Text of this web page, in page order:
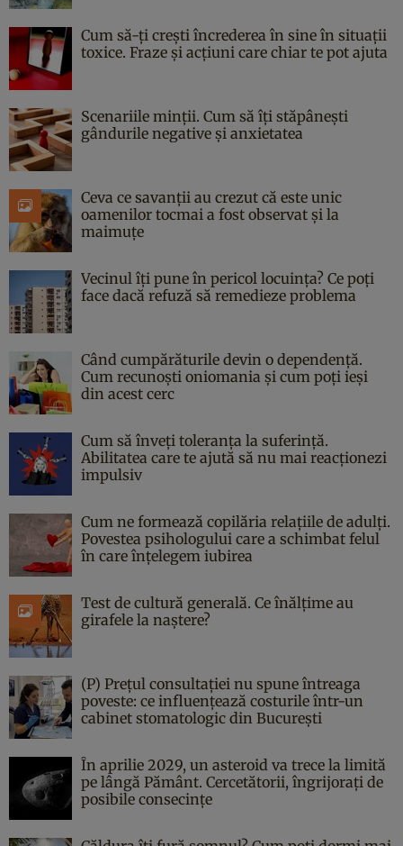
Cum să-ți crești încrederea în sine în situații
toxice. Fraze și acțiuni care chiar te pot ajuta
Scenariile minții. Cum să îți stăpânești
gândurile negative și anxietatea
Ceva ce savanții au crezut că este unic
oamenilor tocmai a fost observat și la
maimuțe
Vecinul îți pune în pericol locuința? Ce poți
face dacă refuză să remedieze problema
Când cumpărăturile devin o dependență.
Cum recunoști oniomania și cum poți ieși
din acest cerc
Cum să înveți toleranța la suferință.
Abilitatea care te ajută să nu mai reacționezi
impulsiv
Cum ne formează copilăria relațiile de adulți.
Povestea psihologului care a schimbat felul
în care înțelegem iubirea
Test de cultură generală. Ce înălțime au
girafele la naștere?
(P) Prețul consultației nu spune întreaga
poveste: ce influențează costurile într-un
cabinet stomatologic din București
În aprilie 2029, un asteroid va trece la limită
pe lângă Pământ. Cercetătorii, îngrijorați de
posibile consecințe